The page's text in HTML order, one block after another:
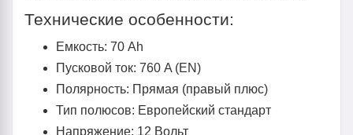
Технические особенности:
Емкость: 70 Ah
Пусковой ток: 760 A (EN)
Полярность: Прямая (правый плюс)
Тип полюсов: Европейский стандарт
Напряжение: 12 Вольт